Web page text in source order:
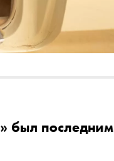
был последним